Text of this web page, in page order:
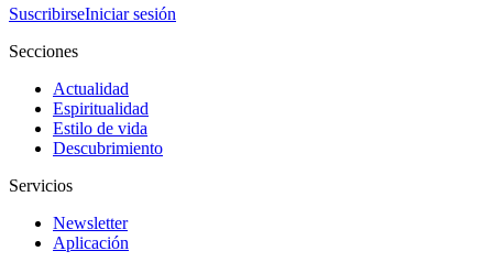
SuscribirseIniciar sesión
Secciones
Actualidad
Espiritualidad
Estilo de vida
Descubrimiento
Servicios
Newsletter
Aplicación